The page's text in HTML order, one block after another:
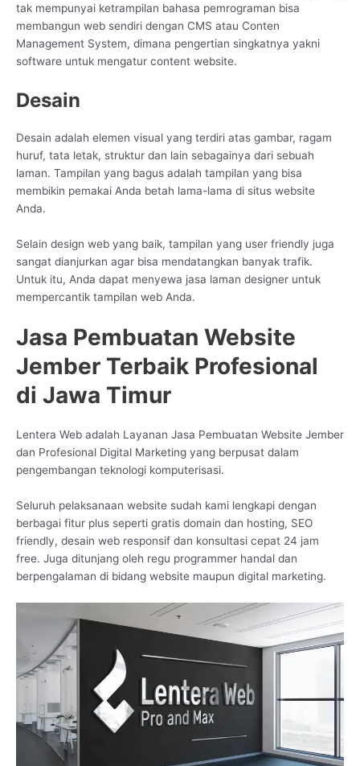
tak mempunyai ketrampilan bahasa pemrograman bisa
membangun web sendiri dengan CMS atau Conten
Management System, dimana pengertian singkatnya yakni
software untuk mengatur content website.
Desain
Desain adalah elemen visual yang terdiri atas gambar, ragam
huruf, tata letak, struktur dan lain sebagainya dari sebuah
laman. Tampilan yang bagus adalah tampilan yang bisa
membikin pemakai Anda betah lama-lama di situs website
Anda.
Selain design web yang baik, tampilan yang user friendly juga
sangat dianjurkan agar bisa mendatangkan banyak trafik.
Untuk itu, Anda dapat menyewa jasa laman designer untuk
mempercantik tampilan web Anda.
Jasa Pembuatan Website
Jember Terbaik Profesional
di Jawa Timur
Lentera Web adalah Layanan Jasa Pembuatan Website Jember
dan Profesional Digital Marketing yang berpusat dalam
pengembangan teknologi komputerisasi.
Seluruh pelaksanaan website sudah kami lengkapi dengan
berbagai fitur plus seperti gratis domain dan hosting, SEO
friendly, desain web responsif dan konsultasi cepat 24 jam
free. Juga ditunjang oleh regu programmer handal dan
berpengalaman di bidang website maupun digital marketing.